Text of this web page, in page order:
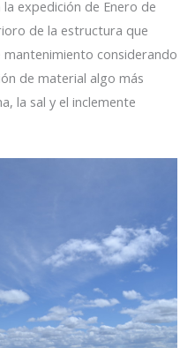
expedición de Enero de
de la estructura que
considerando
de material algo más
la sal y el inclemente